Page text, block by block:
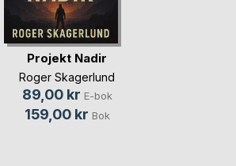
Projekt Nadir
Roger Skagerlund
89,00 kr E-bok
159,00 kr Bok